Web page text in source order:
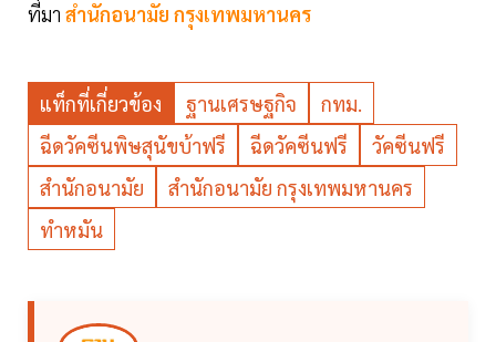
ที่มา สำนักอนามัย กรุงเทพมหานคร
แท็กที่เกี่ยวข้อง ฐานเศรษฐกิจ
กทม.
ฉีดวัคซีนพิษสุนัขบ้าฟรี
ฉีดวัคซีนฟรี
วัคซีนฟรี
สำนักอนามัย
สำนักอนามัย กรุงเทพมหานคร
ทำหมัน